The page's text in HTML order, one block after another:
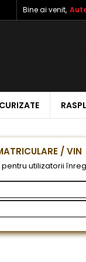
Bine ai venit,
/ VIN
utilizatorii